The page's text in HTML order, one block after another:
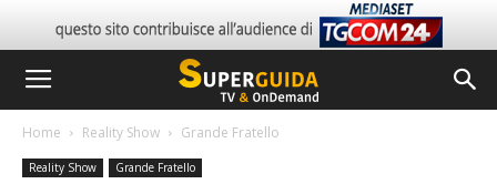
Home Reality Show Grande Fratello
Reality Show Grande Fratello